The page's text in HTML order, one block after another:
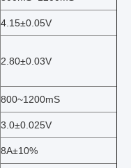
4.15±0.05V
2.80±0.03V
800~1200mS
3.0±0.025V
8A±10%